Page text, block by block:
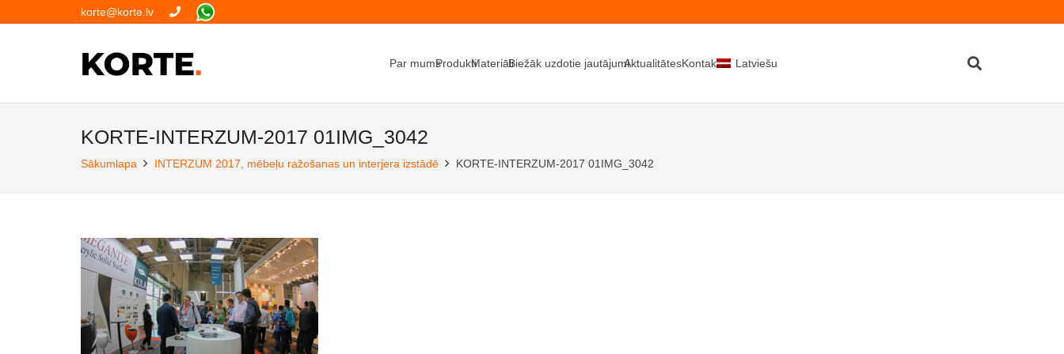
korte@korte.lv
Par mumsProduktiMateriāliBiežāk uzdotie jautājumiAktualitātesKontakti Latviešu
KORTE-INTERZUM-2017 01IMG_3042
Sākumlapa INTERZUM 2017, mēbeļu ražošanas un interjera izstādē KORTE-INTERZUM-2017 01IMG_3042